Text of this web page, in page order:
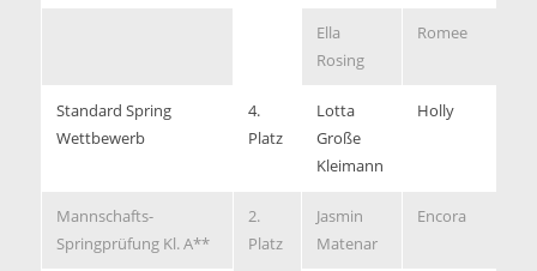
Ella
Rosing
Romee
Standard Spring
Wettbewerb
4.
Platz
Lotta
Große
Kleimann
Holly
Mannschafts-
Springprüfung Kl. A**
2.
Platz
Jasmin
Matenar
Encora